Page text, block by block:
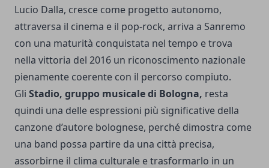
Lucio Dalla, cresce come progetto autonomo,
attraversa il cinema e il pop-rock, arriva a Sanremo
con una maturità conquistata nel tempo e trova
nella vittoria del 2016 un riconoscimento nazionale
pienamente coerente con il percorso compiuto.
Gli Stadio, gruppo musicale di Bologna, resta
quindi una delle espressioni più significative della
canzone d’autore bolognese, perché dimostra come
una band possa partire da una città precisa,
assorbirne il clima culturale e trasformarlo in un